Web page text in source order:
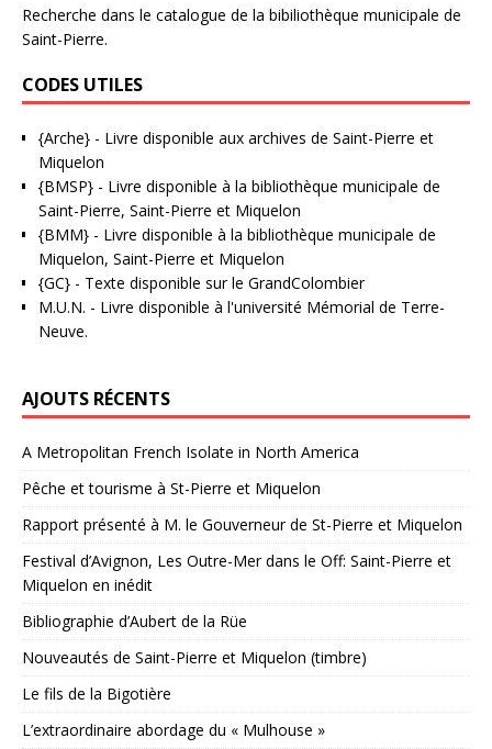
Recherche dans le catalogue de la bibiliothèque municipale de
Saint-Pierre.
CODES UTILES
{Arche} - Livre disponible aux archives de Saint-Pierre et
Miquelon
{BMSP} - Livre disponible à la bibliothèque municipale de
Saint-Pierre, Saint-Pierre et Miquelon
{BMM} - Livre disponible à la bibliothèque municipale de
Miquelon, Saint-Pierre et Miquelon
{GC} - Texte disponible sur le GrandColombier
M.U.N. - Livre disponible à l'université Mémorial de Terre-
Neuve.
AJOUTS RÉCENTS
A Metropolitan French Isolate in North America
Pêche et tourisme à St-Pierre et Miquelon
Rapport présenté à M. le Gouverneur de St-Pierre et Miquelon
Festival d’Avignon, Les Outre-Mer dans le Off: Saint-Pierre et
Miquelon en inédit
Bibliographie d’Aubert de la Rüe
Nouveautés de Saint-Pierre et Miquelon (timbre)
Le fils de la Bigotière
L’extraordinaire abordage du « Mulhouse »